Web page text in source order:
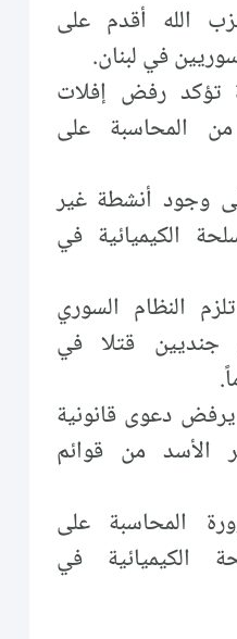
الله أقدم على
في لبنان.
تؤكد رفض إفلات
المحاسبة على
وجود أنشطة غير
الكيميائية في
النظام السوري
قتلا في
يرفض دعوى قانونية
الأسد من قوائم
المحاسبة على
الكيميائية في